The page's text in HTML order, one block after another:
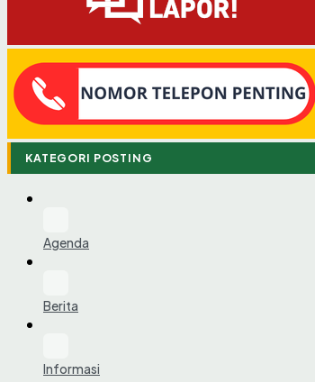
KATEGORI POSTING
Agenda
Berita
Informasi